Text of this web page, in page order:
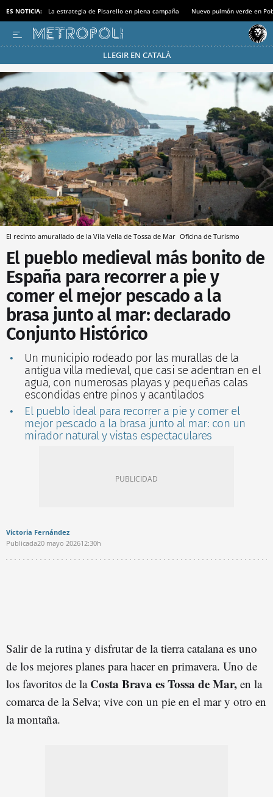
ES NOTICIA: La estrategia de Pisarello en plena campaña Nuevo pulmón verde en
LLEGIR EN CATALÀ
Pásate al MODO AHORRO
El recinto amurallado de la Vila Vella de Tossa de Mar Oficina de Turismo
El pueblo medieval más bonito de
España para recorrer a pie y
comer el mejor pescado a la
brasa junto al mar: declarado
Conjunto Histórico
Un municipio rodeado por las murallas de la
antigua villa medieval, que casi se adentran en el
agua, con numerosas playas y pequeñas calas
escondidas entre pinos y acantilados
El pueblo ideal para recorrer a pie y comer el
mejor pescado a la brasa junto al mar: con un
mirador natural y vistas espectaculares
Victoria Fernández
Publicada20 mayo 202612:30h
Salir de la rutina y disfrutar de la tierra catalana es uno
de los mejores planes para hacer en primavera. Uno de
los favoritos de laCosta Brava es Tossa de Mar, en la
comarca de la Selva; vive con un pie en el mar y otro en
la montaña.